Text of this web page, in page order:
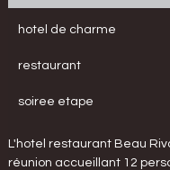
hotel de charme
restaurant
soiree etape
L'hotel restaurant Beau
réunion accueillant 12